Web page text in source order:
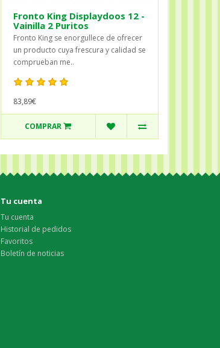
Fronto King Displaydoos 12 -
Vainilla 2 Puritos
Fronto King se enorgullece de ofrecer
un producto cuya frescura y calidad se
comprueban me..
83,89€
COMPRAR
Tu cuenta
Tu cuenta
Historial de pedidos
Favoritos
Boletín de noticias